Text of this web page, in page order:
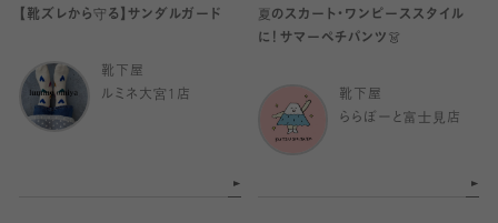
【靴ズレから守る】サンダルガード
靴下屋
ルミネ大宮1店
夏のスカート・ワンピーススタイル
に！サマーペチパンツ👗
靴下屋
ららぽーと富士見店